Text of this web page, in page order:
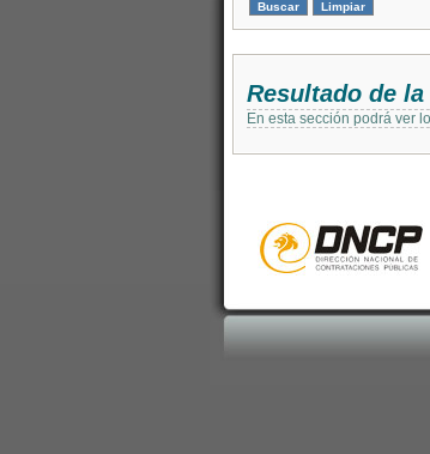
Resultado de
En esta sección podrá ver